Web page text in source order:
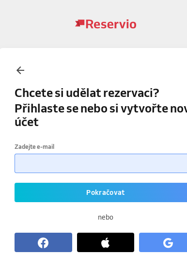
Chcete si udělat rezervaci?
Přihlaste se nebo si vytvořte
účet
Zadejte e-mail
Pokračovat
nebo